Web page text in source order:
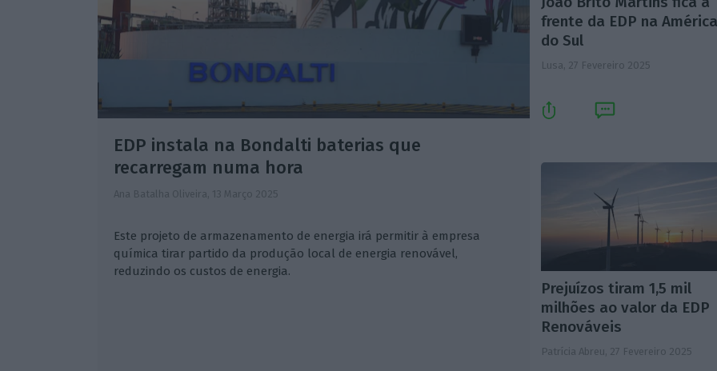
EDP instala na Bondalti baterias que
recarregam numa hora
Ana Batalha Oliveira, 13 Março 2025
Este projeto de armazenamento de energia irá permitir à empresa
química tirar partido da produção local de energia renovável,
reduzindo os custos de energia.
frente da EDP na
do Sul
Lusa, 27 Fevereiro 2025
Prejuízos tiram 1,5 mil
milhões ao valor da EDP
Renováveis
Patrícia Abreu, 27 Fevereiro 2025